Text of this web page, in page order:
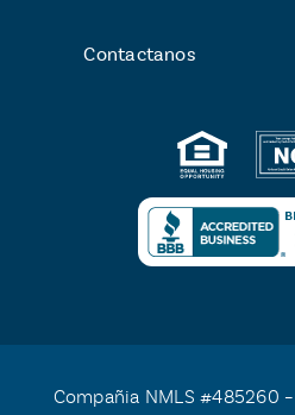
Contactanos
Compañia NMLS #485260